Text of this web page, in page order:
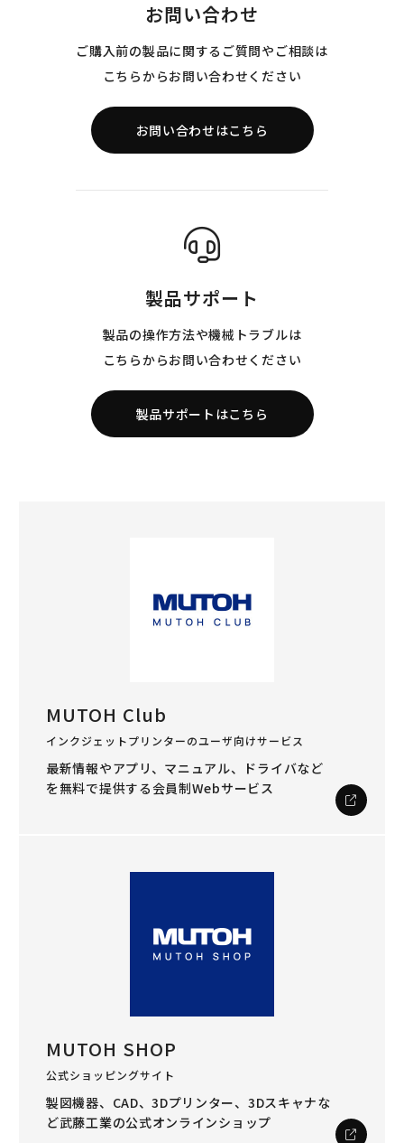
お問い合わせ
ご購入前の製品に関するご質問やご相談は
こちらからお問い合わせください
お問い合わせはこちら
製品サポート
製品の操作方法や機械トラブルは
こちらからお問い合わせください
製品サポートはこちら
MUTOH Club
インクジェットプリンターのユーザ向けサービス
最新情報やアプリ、マニュアル、ドライバなど
を無料で提供する会員制Webサービス
MUTOH SHOP
公式ショッピングサイト
製図機器、CAD、3Dプリンター、3Dスキャナな
ど武藤工業の公式オンラインショップ